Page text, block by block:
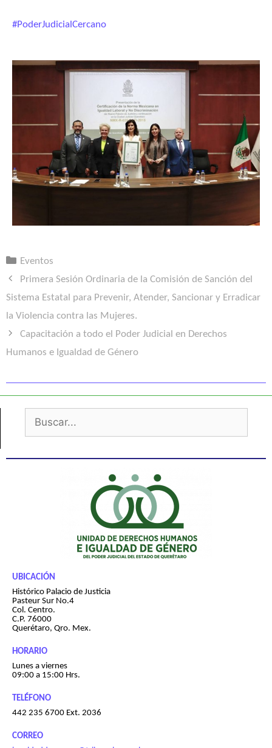
#PoderJudicialCercano
Eventos
Primera Sesión Ordinaria de la Comisión de Sanción del
Sistema Estatal para Prevenir, Atender, Sancionar y Erradicar
la Violencia contra las Mujeres.
Capacitación a todo el Poder Judicial en Derechos
Humanos e Igualdad de Género
UBICACIÓN
Histórico Palacio de Justicia
Pasteur Sur No.4
Col. Centro.
C.P. 76000
Querétaro, Qro. Mex.
HORARIO
Lunes a viernes
09:00 a 15:00 Hrs.
TELÉFONO
442 235 6700 Ext. 2036
CORREO